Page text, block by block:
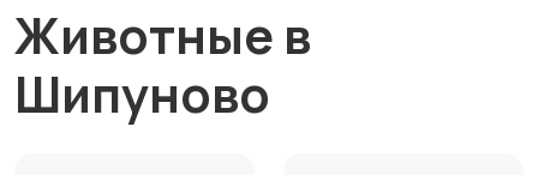
Животные в
Шипуново